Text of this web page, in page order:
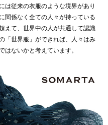
は従来の衣服のような境界があり
関係なく全ての人々が持っている
えて、世界中の人が共通して認識
「世界服」ができれば、人々はみ
はないかと考えています。